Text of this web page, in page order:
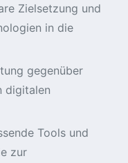
Zielsetzung und
in die
gegenüber
digitalen
Tools und
zur